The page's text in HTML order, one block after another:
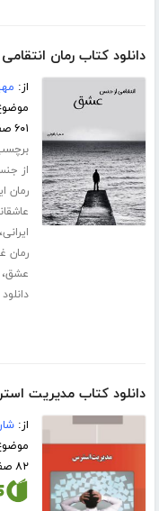
دانلود کتاب رمان
از:
۶۰۱ صفحه
از
رمان
ایرانی
رمان
عشق
دانلود کتاب مدیریت
از:
۸۲ صفحه